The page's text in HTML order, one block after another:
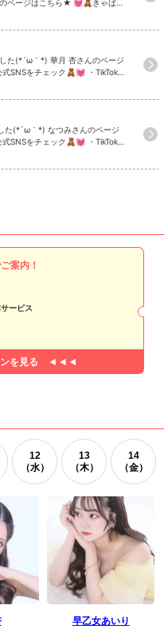
ページはこちら★ 💓🧸きゃばき
・Instagram ・Twitter ・
た(*´ω｀*) 華月 杏さんのページ
SNSをチェック🧸💓 ・TikTok
た(*´ω｀*) なつみさんのページ
SNSをチェック🧸💓 ・TikTok
案内！
ービス
を見る
12
（水）
13
（木）
14
（金）
早乙女あいり